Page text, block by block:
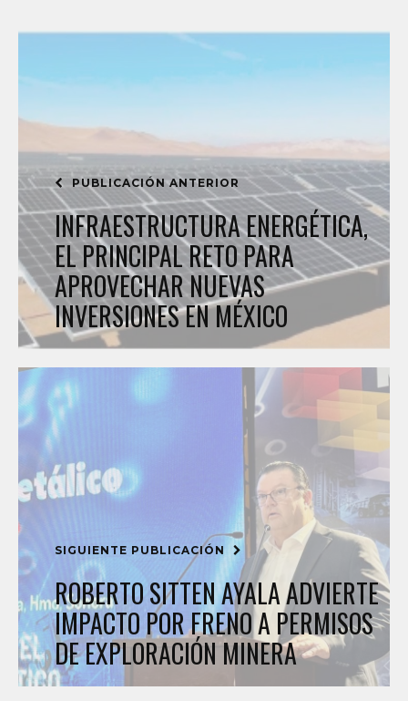
PUBLICACIÓN ANTERIOR
INFRAESTRUCTURA ENERGÉTICA,
EL PRINCIPAL RETO PARA
APROVECHAR NUEVAS
INVERSIONES EN MÉXICO
SIGUIENTE PUBLICACIÓN
ROBERTO SITTEN AYALA ADVIERTE
IMPACTO POR FRENO A PERMISOS
DE EXPLORACIÓN MINERA